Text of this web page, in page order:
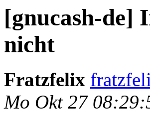
[gnucash-de]
nicht
Fratzfelix
Mo Okt 27